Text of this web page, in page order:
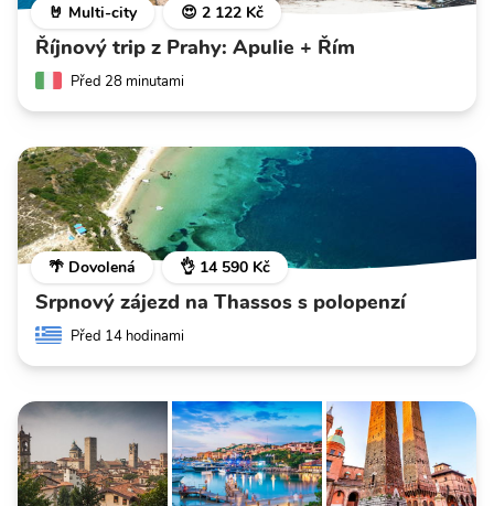
🤘 Multi-city 😍 2 122 Kč
Říjnový trip z Prahy: Apulie + Řím
Před 28 minutami
🌴 Dovolená 👌 14 590 Kč
Srpnový zájezd na Thassos s polopenzí
Před 14 hodinami